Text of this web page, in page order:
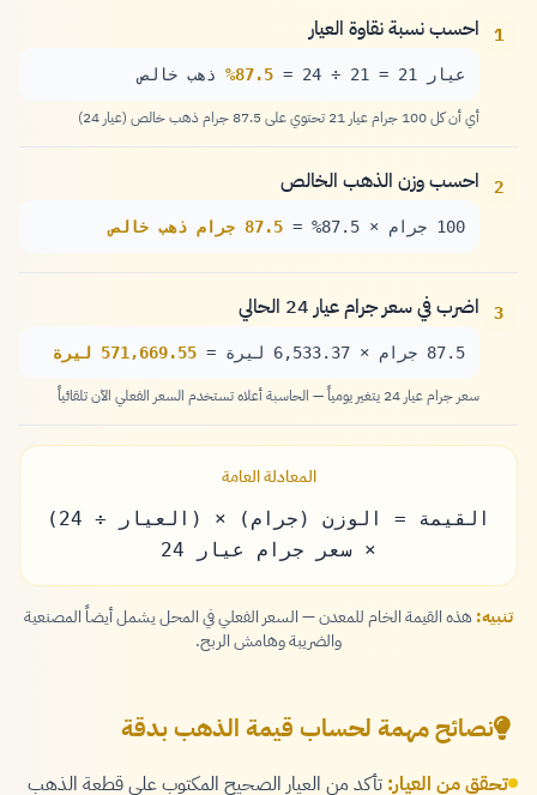
1 احسب نسبة نقاوة العيار
عيار 21 = 21 ÷ 24 = 87.5% ذهب خالص
أي أن كل 100 جرام عيار 21 تحتوي على 87.5 جرام ذهب خالص (عيار 24)
2 احسب وزن الذهب الخالص
100 جرام × 87.5% = 87.5 جرام ذهب خالص
3 اضرب في سعر جرام عيار 24 الحالي
87.5 جرام × 6,533.37 ليرة = 571,669.55 ليرة
سعر جرام عيار 24 يتغير يومياً — الحاسبة أعلاه تستخدم السعر الفعلي الآن تلقائياً
المعادلة العامة
القيمة = الوزن (جرام) × (العيار ÷ 24)
× سعر جرام عيار 24
تنبيه: هذه القيمة الخام للمعدن — السعر الفعلي في المحل يشمل أيضاً المصنعية
والضريبة وهامش الربح.
نصائح مهمة لحساب قيمة الذهب بدقة
تحقق من العيار: تأكد من العيار الصحيح المكتوب على قطعة الذهب